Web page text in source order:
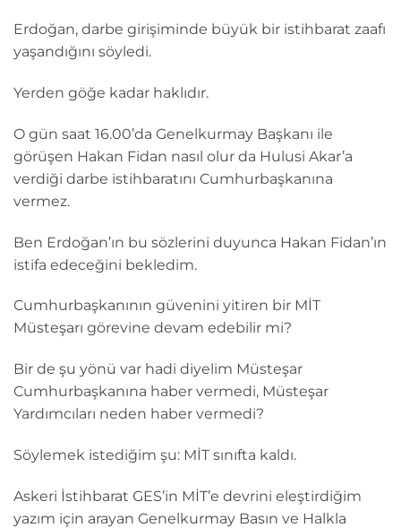
Erdoğan, darbe girişiminde büyük bir istihbarat zaafı
yaşandığını söyledi.
Yerden göğe kadar haklıdır.
O gün saat 16.00’da Genelkurmay Başkanı ile
görüşen Hakan Fidan nasıl olur da Hulusi Akar’a
verdiği darbe istihbaratını Cumhurbaşkanına
vermez.
Ben Erdoğan’ın bu sözlerini duyunca Hakan Fidan’ın
istifa edeceğini bekledim.
Cumhurbaşkanının güvenini yitiren bir MİT
Müsteşarı görevine devam edebilir mi?
Bir de şu yönü var hadi diyelim Müsteşar
Cumhurbaşkanına haber vermedi, Müsteşar
Yardımcıları neden haber vermedi?
Söylemek istediğim şu: MİT sınıfta kaldı.
Askeri İstihbarat GES’in MİT’e devrini eleştirdiğim
yazım için arayan Genelkurmay Basın ve Halkla